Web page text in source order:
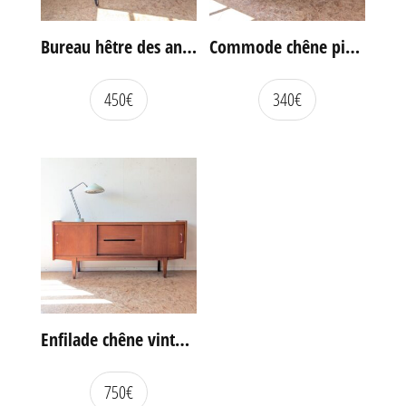
Bureau hêtre des années 60
450€
Commode chêne pieds compas vintage
340€
Enfilade chêne vintage portes coulissantes
750€